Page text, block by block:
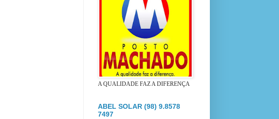
A QUALIDADE FAZ A DIFERENÇA
ABEL SOLAR (98) 9.8578
7497